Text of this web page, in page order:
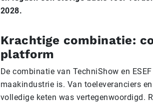
2028.
Krachtige combinatie:
platform
De combinatie van TechniShow en
maakindustrie is. Van toeleveranciers
volledige keten was vertegenwoordigd.